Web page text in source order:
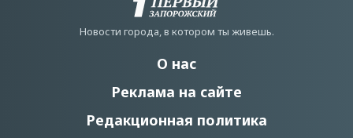
Новости города, в котором ты живешь.
О нас
Реклама на сайте
Редакционная политика